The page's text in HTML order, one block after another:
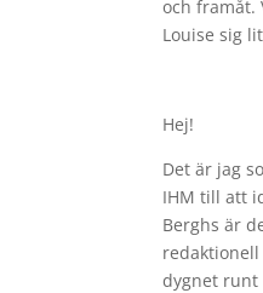
och framåt.
Louise sig
Hej!
Det är jag
IHM till att
Berghs är
dygnet